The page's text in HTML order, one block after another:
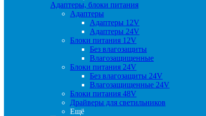
Адаптеры, блоки питания
Адаптеры
Адаптеры 12V
Адаптеры 24V
Блоки питания 12V
Без влагозащиты
Влагозащищенные
Блоки питания 24V
Без влагозащиты 24V
Влагозащищенные 24V
Блоки питания 48V
Драйверы для светильников
Ещё